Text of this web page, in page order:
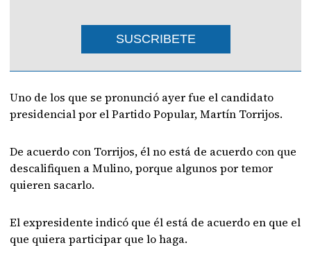
SUSCRIBETE
Uno de los que se pronunció ayer fue el candidato
presidencial por el Partido Popular, Martín Torrijos.
De acuerdo con Torrijos, él no está de acuerdo con que
descalifiquen a Mulino, porque algunos por temor
quieren sacarlo.
El expresidente indicó que él está de acuerdo en que el
que quiera participar que lo haga.